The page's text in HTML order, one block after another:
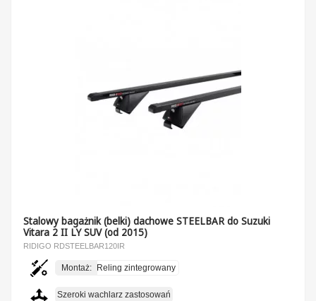
Stalowy bagażnik (belki) dachowe STEELBAR do Suzuki
Vitara 2 II LY SUV (od 2015)
RIDIGO RDSTEELBAR120IR
Montaż: Reling zintegrowany
Szeroki wachlarz zastosowań